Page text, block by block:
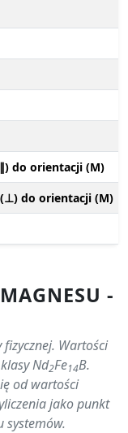
do orientacji (M)
(⊥) do orientacji (M)
-
Wartości
Nd2Fe14B.
od wartości
jako punkt
systemów.